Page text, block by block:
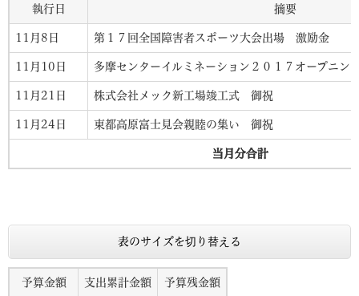
執行日 摘要
11月8日 第１７回全国障害者スポーツ大会出場 激励金
11月10日 多摩センターイルミネーション２０１７オープニ
11月21日 株式会社メック新工場竣工式 御祝
11月24日 東都高原富士見会親睦の集い 御祝
当月分合計
表のサイズを切り替える
予算金額 支出累計金額 予算残金額